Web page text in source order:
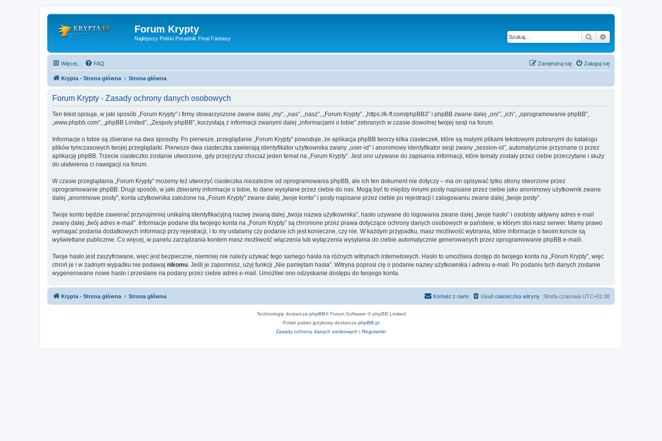
Forum Krypty
Najlepszy Polski Poradnik Final Fantasy Szukaj
Więcej… FAQ Zaloguj się
Zarejestruj się
Krypta - Strona główna Strona główna
Forum Krypty - Zasady ochrony danych osobowych
Ten tekst opisuje, w jaki sposób „Forum Krypty” i firmy stowarzyszone zwane dalej „my”, „nas”, „nasz”, „Forum Krypty”, „https://k-ff.com/phpBB3” i phpBB zwane dalej „oni”, „ich”, „oprogramowanie phpBB”,
„www.phpbb.com”, „phpBB Limited”, „Zespoły phpBB”, korzystają z informacji zwanymi dalej „informacjami o tobie” zebranych w czasie dowolnej twojej sesji na forum.
Informacje o tobie są zbierane na dwa sposoby. Po pierwsze, przeglądanie „Forum Krypty” powoduje, że aplikacja phpBB tworzy kilka ciasteczek, które są małymi plikami tekstowymi pobranymi do katalogu
plików tymczasowych twojej przeglądarki. Pierwsze dwa ciasteczka zawierają identyfikator użytkownika zwany „user-id” i anonimowy identyfikator sesji zwany „session-id”, automatycznie przyznane ci przez
aplikację phpBB. Trzecie ciasteczko zostanie utworzone, gdy przejrzysz chociaż jeden temat na „Forum Krypty”. Jest ono używane do zapisania informacji, które tematy zostały przez ciebie przeczytane i służy
do ułatwienia ci nawigacji na forum.
W czasie przeglądania „Forum Krypty” możemy też utworzyć ciasteczka niezależne od oprogramowania phpBB, ale ich ten dokument nie dotyczy – ma on opisywać tylko strony stworzone przez
oprogramowanie phpBB. Drugi sposób, w jaki zbieramy informacje o tobie, to dane wysyłane przez ciebie do nas. Mogą być to między innymi posty napisane przez ciebie jako anonimowy użytkownik zwane
dalej „anonimowe posty”, konta użytkownika założone na „Forum Krypty” zwane dalej „twoje konto” i posty napisane przez ciebie po rejestracji i zalogowaniu zwane dalej „twoje posty”.
Twoje konto będzie zawierać przynajmniej unikalną identyfikacyjną nazwę zwaną dalej „twoja nazwa użytkownika”, hasło używane do logowania zwane dalej „twoje hasło” i osobisty aktywny adres e-mail
zwany dalej „twój adres e-mail”. Informacje podane dla twojego konta na „Forum Krypty” są chronione przez prawa dotyczące ochrony danych osobowych w państwie, w którym stoi nasz serwer. Mamy prawo
wymagać podania dodatkowych informacji przy rejestracji, i to my ustalamy czy podanie ich jest konieczne, czy nie. W każdym przypadku, masz możliwość wybrania, które informacje o twoim koncie są
wyświetlane publicznie. Co więcej, w panelu zarządzania kontem masz możliwość włączenia lub wyłączenia wysyłania do ciebie automatycznie generowanych przez oprogramowanie phpBB e-maili.
Twoje hasło jest zaszyfrowane, więc jest bezpieczne, niemniej nie należy używać tego samego hasła na różnych witrynach internetowych. Hasło to umożliwia dostęp do twojego konta na „Forum Krypty”, więc
chroń je i w żadnym wypadku nie podawaj nikomu . Jeśli je zapomnisz, użyj funkcji „Nie pamiętam hasła”. Witryna poprosi cię o podanie nazwy użytkownika i adresu e-mail. Po podaniu tych danych zostanie
wygenerowane nowe hasło i przesłane na podany przez ciebie adres e-mail. Umożliwi ono odzyskanie dostępu do twojego konta.
Krypta - Strona główna Strona główna Strefa czasowa UTC+01:00
Usuń ciasteczka witryny
Kontakt z nami
Technologię dostarcza phpBB® Forum Software © phpBB Limited
Polski pakiet językowy dostarcza phpBB.pl
Zasady ochrony danych osobowych | Regulamin